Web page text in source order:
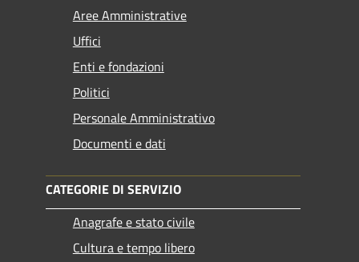
Aree Amministrative
Uffici
Enti e fondazioni
Politici
Personale Amministrativo
Documenti e dati
CATEGORIE DI SERVIZIO
Anagrafe e stato civile
Cultura e tempo libero